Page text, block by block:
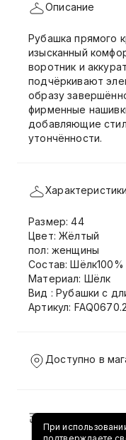
Описание
Рубашка прямого
изысканный
воротник и
подчёркивают
образу
фирменные
добавляющие
утончённости.
Характеристики
Размер: 44
Цвет: Жёлтый
пол: женщины
Состав: Шёлк100%
Материал: Шёлк
Вид : Рубашки с
Артикул:
Доступно в
Доставка и
При